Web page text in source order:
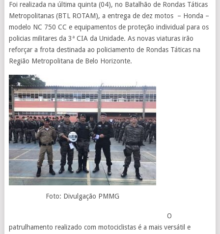
Foi realizada na última quinta (04), no Batalhão de Rondas Táticas
Metropolitanas (BTL ROTAM), a entrega de dez motos – Honda –
modelo NC 750 CC e equipamentos de proteção individual para os
policias militares da 3ª CIA da Unidade. As novas viaturas irão
reforçar a frota destinada ao policiamento de Rondas Táticas na
Região Metropolitana de Belo Horizonte.
Foto: Divulgação PMMG
O
patrulhamento realizado com motociclistas é a mais versátil e